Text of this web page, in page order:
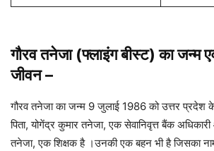
गौरव तनेजा (फ्लाइंग बीस्ट) का जन्म
जीवन–
गौरव तनेजा का जन्म 9 जुलाई 1986 को उत्तर प्रदेश
पिता, योगेंद्र कुमार तनेजा, एक सेवानिवृत्त बैंक
तनेजा, एक शिक्षक है ।उनकी एक बहन भी है जिसका